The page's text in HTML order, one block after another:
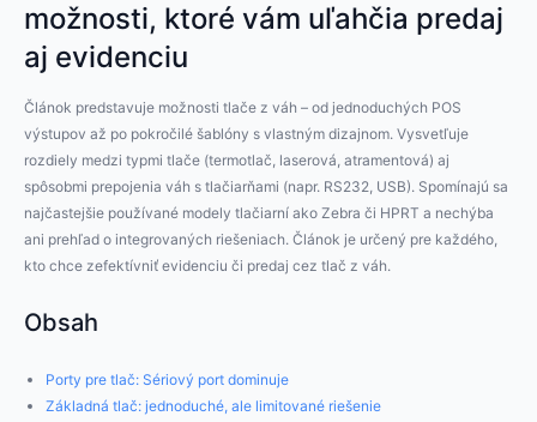
možnosti, ktoré vám uľahčia predaj
aj evidenciu
Článok predstavuje možnosti tlače z váh – od jednoduchých POS
výstupov až po pokročilé šablóny s vlastným dizajnom. Vysvetľuje
rozdiely medzi typmi tlače (termotlač, laserová, atramentová) aj
spôsobmi prepojenia váh s tlačiarňami (napr. RS232, USB). Spomínajú sa
najčastejšie používané modely tlačiarní ako Zebra či HPRT a nechýba
ani prehľad o integrovaných riešeniach. Článok je určený pre každého,
kto chce zefektívniť evidenciu či predaj cez tlač z váh.
Obsah
Porty pre tlač: Sériový port dominuje
Základná tlač: jednoduché, ale limitované riešenie